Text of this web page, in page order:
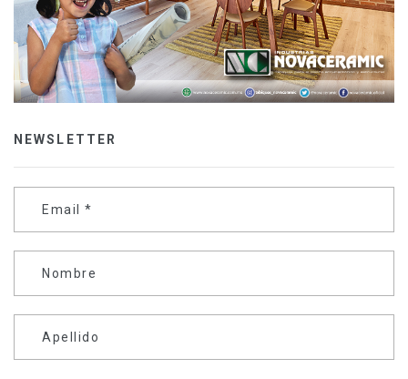
NEWSLETTER
Email *
Nombre
Apellido